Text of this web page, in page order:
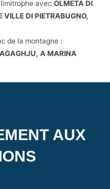
limitrophe avec OLMETA DI
DI PIETRABUGNO,
de la montagne :
A MARINA
AUX